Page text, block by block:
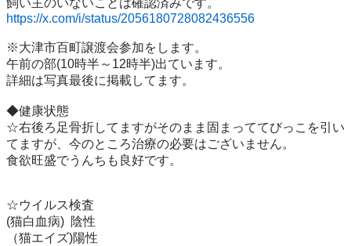
https://x.com/i/status/2056180728082436556
※大津市百町譲渡会参加をします。
午前の部(10時半～12時半)出ています。
詳細は写真最後に掲載してます。
◆健康状態
☆右後ろ足骨折してますがそのまま固まっててびっこを引い
てますが、今のところ治療の必要はございません。
食欲旺盛でうんちも良好です。
☆ウイルス検査
(猫白血病)  陰性
（猫エイズ)陽性